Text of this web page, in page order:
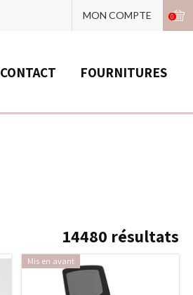
MON COMPTE 0
CONTACT FOURNITURES
14480 résultats
Mis en avant